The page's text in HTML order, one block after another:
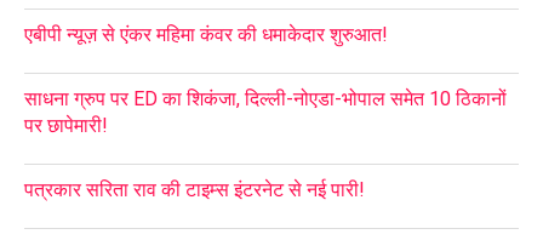
एबीपी न्यूज़ से एंकर महिमा कंवर की धमाकेदार शुरुआत!
साधना ग्रुप पर ED का शिकंजा, दिल्ली-नोएडा-भोपाल समेत 10 ठिकानों
पर छापेमारी!
पत्रकार सरिता राव की टाइम्स इंटरनेट से नई पारी!